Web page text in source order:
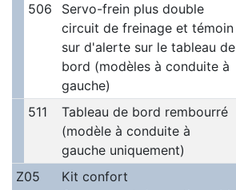
506
Servo-frein plus double
circuit de freinage et témoin
sur d'alerte sur le tableau de
bord (modèles à conduite à
gauche)
511
Tableau de bord rembourré
(modèle à conduite à
gauche uniquement)
Z05
Kit confort